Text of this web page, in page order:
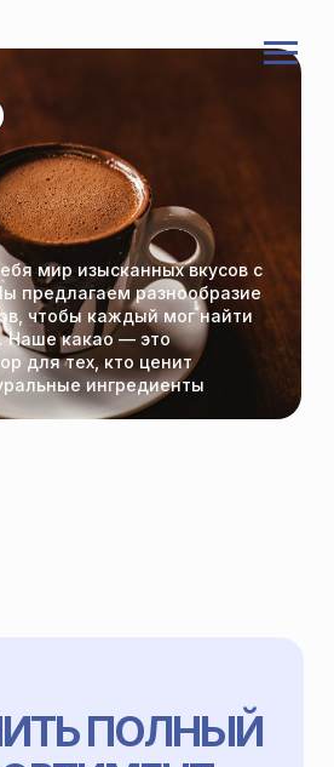
мир изысканных вкусов с
предлагаем разнообразие
чтобы каждый мог найти
Наше какао — это
для тех, кто ценит
ингредиенты
ПОЛНЫЙ